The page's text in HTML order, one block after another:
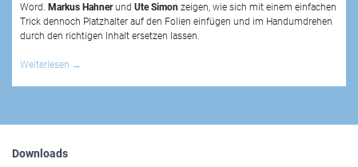
Word. Markus Hahnerund Ute Simon zeigen, wie sich mit einem einfachen
Trick dennoch Platzhalter auf den Folien einfügen und im Handumdrehen
durch den richtigen Inhalt ersetzen lassen.
Weiterlesen →
Downloads